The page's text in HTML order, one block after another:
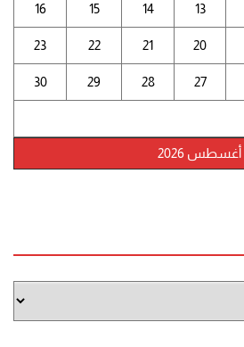
أغسطس 2026
13
14
15
16
20
21
22
23
27
28
29
30